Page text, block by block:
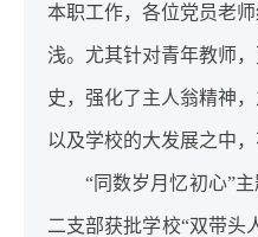
本职工作，各位党员老
浅。尤其针对青年教师
史，强化了主人翁精神
以及学校的大发展之中
“同数岁月忆初心”
二支部获批学校“双带头